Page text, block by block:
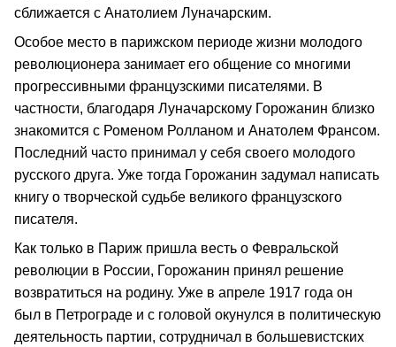
сближается с Анатолием Луначарским.
Особое место в парижском периоде жизни молодого
революционера занимает его общение со многими
прогрессивными французскими писателями. В
частности, благодаря Луначарскому Горожанин близко
знакомится с Роменом Ролланом и Анатолем Франсом.
Последний часто принимал у себя своего молодого
русского друга. Уже тогда Горожанин задумал написать
книгу о творческой судьбе великого французского
писателя.
Как только в Париж пришла весть о Февральской
революции в России, Горожанин принял решение
возвратиться на родину. Уже в апреле 1917 года он
был в Петрограде и с головой окунулся в политическую
деятельность партии, сотрудничал в большевистских